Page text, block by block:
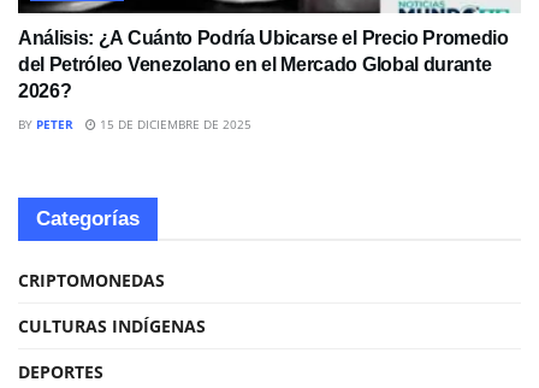
Análisis: ¿A Cuánto Podría Ubicarse el Precio Promedio
del Petróleo Venezolano en el Mercado Global durante
2026?
BY PETER 15 DE DICIEMBRE DE 2025
Categorías
CRIPTOMONEDAS
CULTURAS INDÍGENAS
DEPORTES